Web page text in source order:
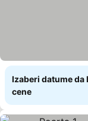
Izaberi datume da
cene